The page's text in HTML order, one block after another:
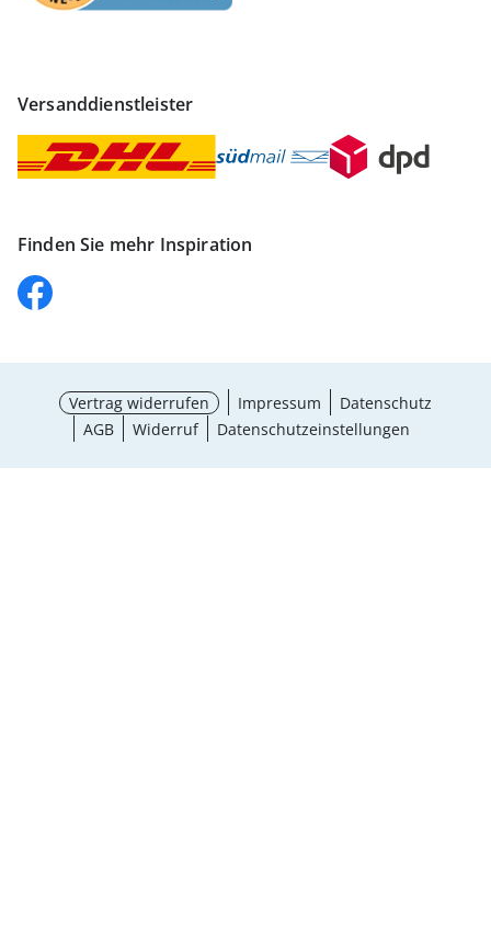
Versanddienstleister
Finden Sie mehr Inspiration
Vertrag widerrufen Impressum
Datenschutz
AGB
Widerruf Datenschutzeinstellungen